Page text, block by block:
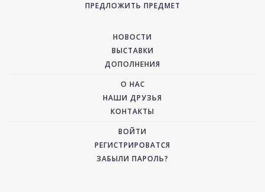
ПРЕДЛОЖИТЬ ПРЕДМЕТ
НОВОСТИ
ВЫСТАВКИ
ДОПОЛНЕНИЯ
О НАС
НАШИ ДРУЗЬЯ
КОНТАКТЫ
ВОЙТИ
РЕГИСТРИРОВАТСЯ
ЗАБЫЛИ ПАРОЛЬ?